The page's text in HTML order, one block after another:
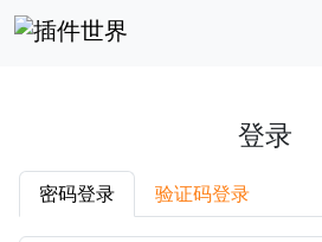
登录
密码登录 验证码登录